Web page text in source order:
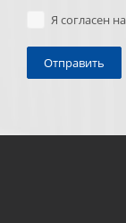
Я согласен